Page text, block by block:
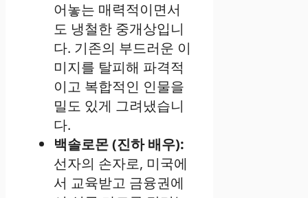
어놓는 매력적이면서
도 냉철한 중개상입니
다. 기존의 부드러운 이
미지를 탈피해 파격적
이고 복합적인 인물을
밀도 있게 그려냈습니
다.
백솔로몬 (진하 배우):
선자의 손자로, 미국에
서 교육받고 금융권에